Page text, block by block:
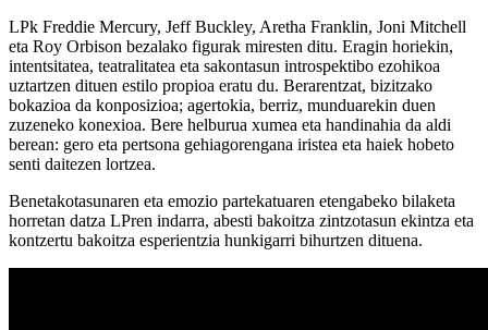
LPk Freddie Mercury, Jeff Buckley, Aretha Franklin, Joni Mitchell
eta Roy Orbison bezalako figurak miresten ditu. Eragin horiekin,
intentsitatea, teatralitatea eta sakontasun introspektibo ezohikoa
uztartzen dituen estilo propioa eratu du. Berarentzat, bizitzako
bokazioa da konposizioa; agertokia, berriz, munduarekin duen
zuzeneko konexioa. Bere helburua xumea eta handinahia da aldi
berean: gero eta pertsona gehiagorengana iristea eta haiek hobeto
senti daitezen lortzea.
Benetakotasunaren eta emozio partekatuaren etengabeko bilaketa
horretan datza LPren indarra, abesti bakoitza zintzotasun ekintza eta
kontzertu bakoitza esperientzia hunkigarri bihurtzen dituena.